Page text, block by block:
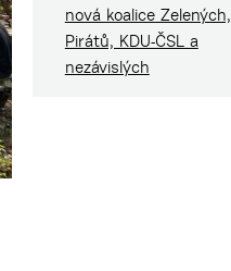
nová koalice Zelených,
Pirátů, KDU-ČSL a
nezávislých